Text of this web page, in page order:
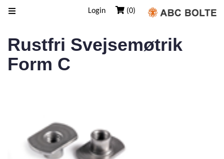
(0)
Login
Rustfri Svejsemøtrik
Form C